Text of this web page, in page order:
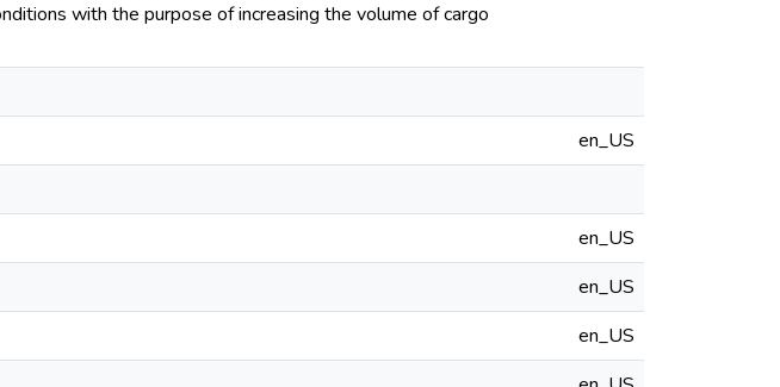
with the purpose of increasing the volume of cargo
en_US
en_US
en_US
en_US